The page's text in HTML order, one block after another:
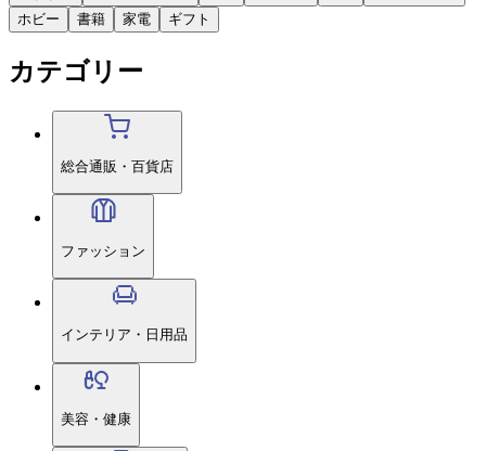
ホビー
書籍 家電 ギフト
カテゴリー
総合通販・百貨店
ファッション
インテリア・日用品
美容・健康